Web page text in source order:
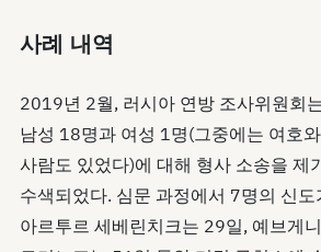
사례 내역
2019년 2월, 러시아 연방 조사위원회
남성 18명과 여성 1명(그중에는 여호
사람도 있었다)에 대해 형사 소송을 제
수색되었다. 심문 과정에서 7명의 신
아르투르 세베린치크는 29일, 예브게